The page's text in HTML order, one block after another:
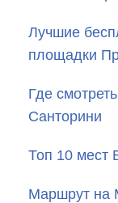
Лучшие
площадки
Где
Санторини
Топ 10 мест
Маршрут на